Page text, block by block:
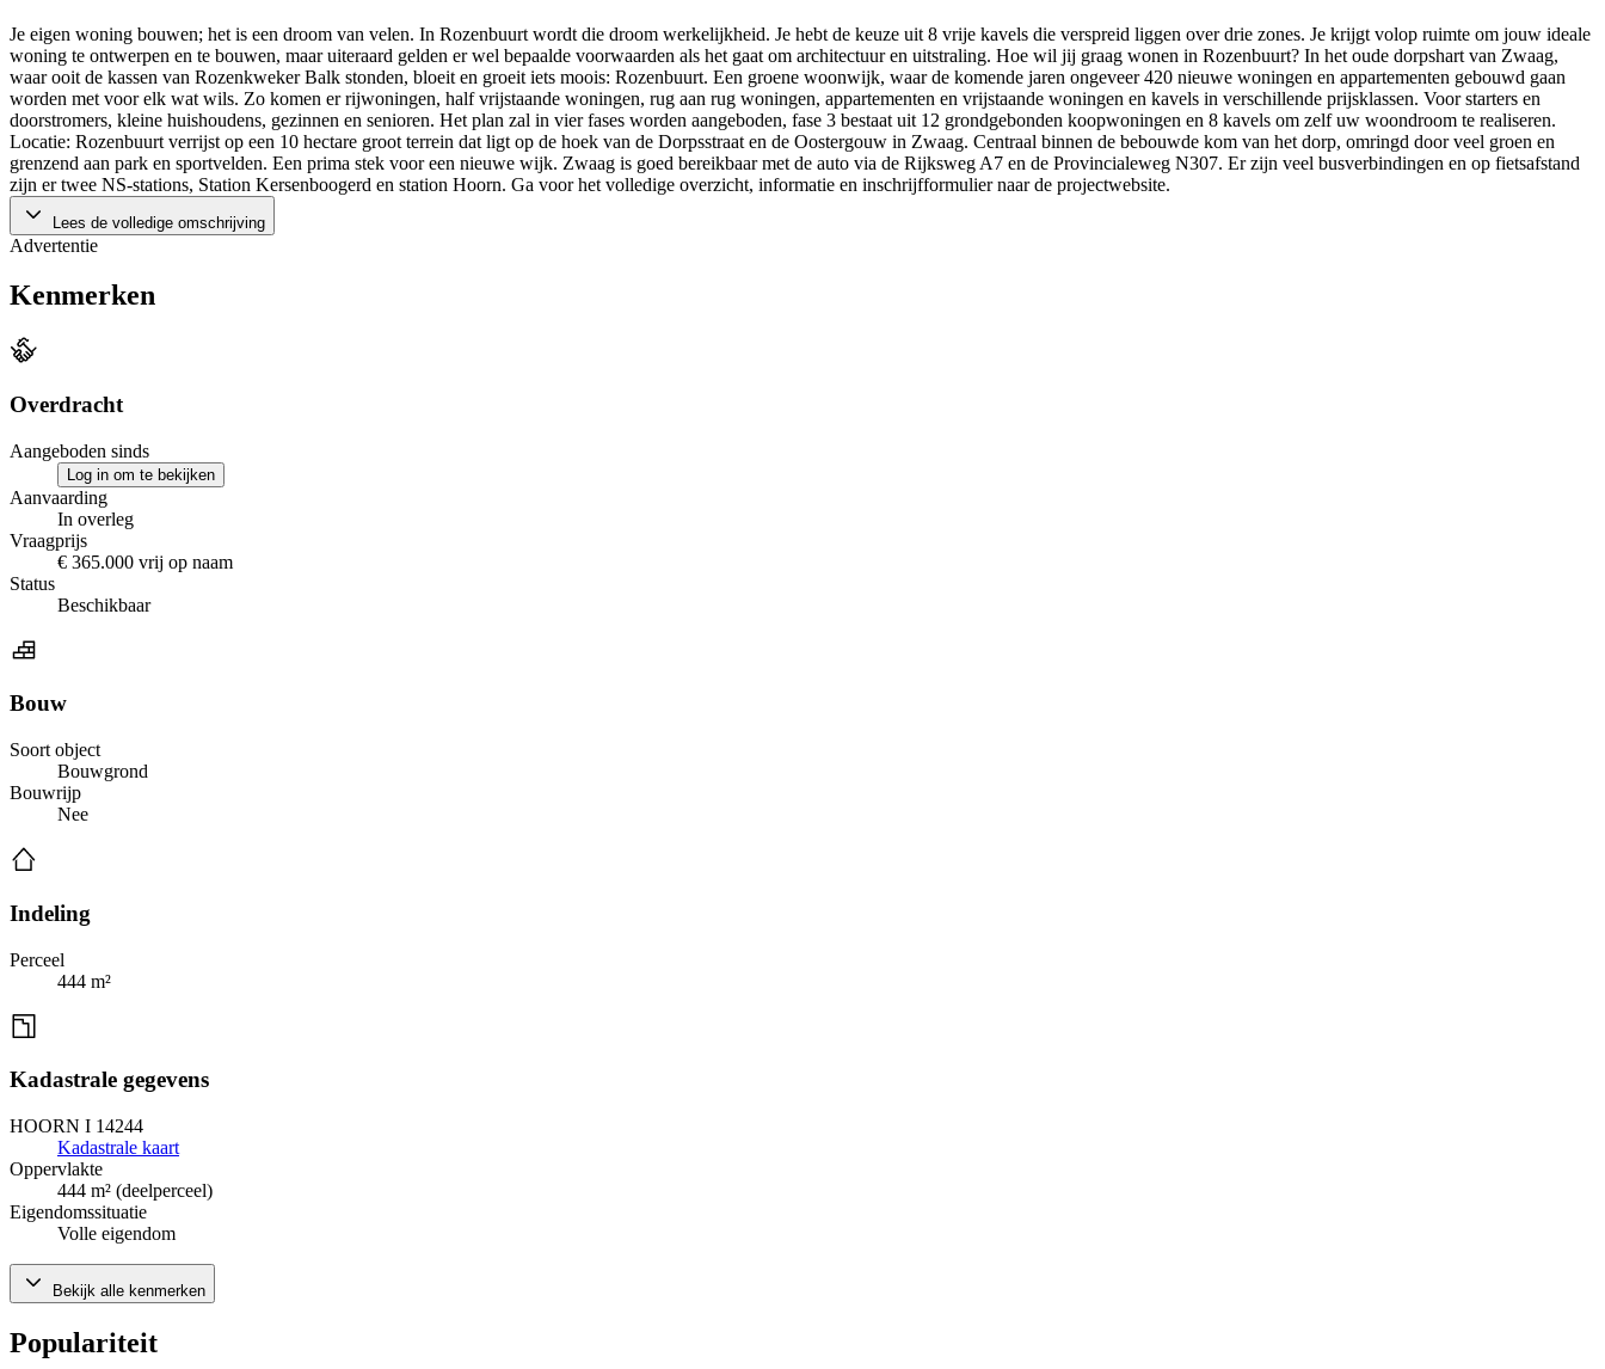
Je eigen woning bouwen; het is een droom van velen. In Rozenbuurt wordt die droom werkelijkheid. Je hebt de keuze uit 8 vrije kavels die verspreid liggen over drie zones. Je krijgt volop ruimte om jouw ideale
woning te ontwerpen en te bouwen, maar uiteraard gelden er wel bepaalde voorwaarden als het gaat om architectuur en uitstraling. Hoe wil jij graag wonen in Rozenbuurt? In het oude dorpshart van Zwaag,
waar ooit de kassen van Rozenkweker Balk stonden, bloeit en groeit iets moois: Rozenbuurt. Een groene woonwijk, waar de komende jaren ongeveer 420 nieuwe woningen en appartementen gebouwd gaan
worden met voor elk wat wils. Zo komen er rijwoningen, half vrijstaande woningen, rug aan rug woningen, appartementen en vrijstaande woningen en kavels in verschillende prijsklassen. Voor starters en
doorstromers, kleine huishoudens, gezinnen en senioren. Het plan zal in vier fases worden aangeboden, fase 3 bestaat uit 12 grondgebonden koopwoningen en 8 kavels om zelf uw woondroom te realiseren.
Locatie: Rozenbuurt verrijst op een 10 hectare groot terrein dat ligt op de hoek van de Dorpsstraat en de Oostergouw in Zwaag. Centraal binnen de bebouwde kom van het dorp, omringd door veel groen en
grenzend aan park en sportvelden. Een prima stek voor een nieuwe wijk. Zwaag is goed bereikbaar met de auto via de Rijksweg A7 en de Provincialeweg N307. Er zijn veel busverbindingen en op fietsafstand
zijn er twee NS-stations, Station Kersenboogerd en station Hoorn. Ga voor het volledige overzicht, informatie en inschrijfformulier naar de projectwebsite.
Lees de volledige omschrijving
Advertentie
Kenmerken
Overdracht
Aangeboden sinds
Log in om te bekijken
Aanvaarding
In overleg
Vraagprijs
€ 365.000 vrij op naam
Status
Beschikbaar
Bouw
Soort object
Bouwgrond
Bouwrijp
Nee
Indeling
Perceel
444 m²
Kadastrale gegevens
HOORN I 14244
Kadastrale kaart
Oppervlakte
444 m² (deelperceel)
Eigendomssituatie
Volle eigendom
Bekijk alle kenmerken
Populariteit